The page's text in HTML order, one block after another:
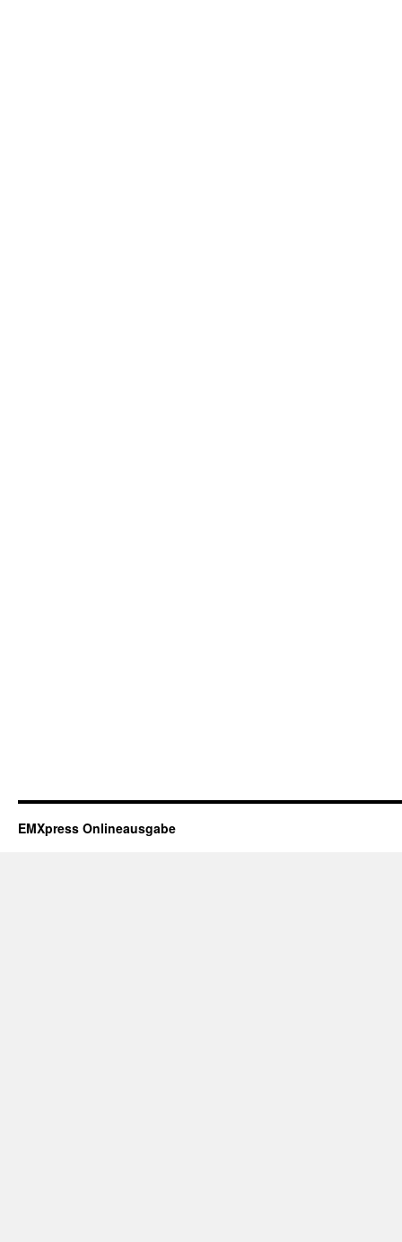
EMXpress Onlineausgabe